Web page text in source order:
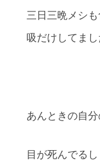
三日三晩メシ
吸だけしてま
あんときの自分
目が死んでるし